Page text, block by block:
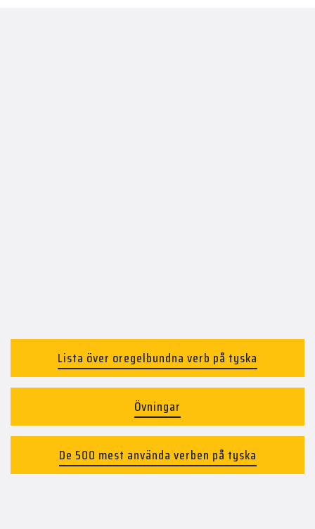
Lista över oregelbundna verb på tyska
Övningar
De 500 mest använda verben på tyska